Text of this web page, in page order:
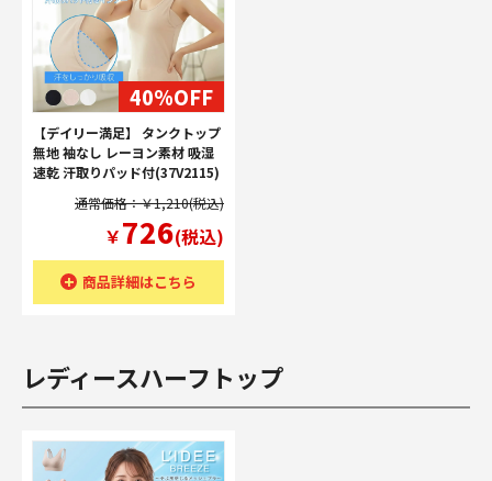
40%OFF
【デイリー満足】 タンクトップ
無地 袖なし レーヨン素材 吸湿
速乾 汗取りパッド付(37V2115)
通常価格：￥1,210(税込)
￥726(税込)
商品詳細はこちら
レディースハーフトップ